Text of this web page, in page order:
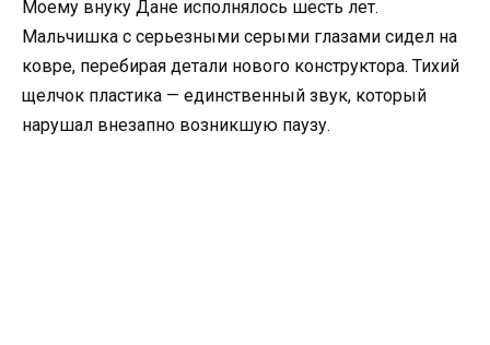
Моему внуку Дане исполнялось шесть лет.
Мальчишка с серьезными серыми глазами сидел на
ковре, перебирая детали нового конструктора. Тихий
щелчок пластика — единственный звук, который
нарушал внезапно возникшую паузу.